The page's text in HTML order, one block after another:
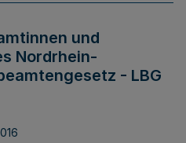
und
Nordrhein-
- LBG